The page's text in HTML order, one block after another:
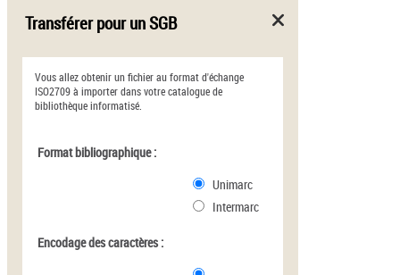
Transférer pour un SGB
Vous allez obtenir un fichier au format d'échange
ISO2709 à importer dans votre catalogue de
bibliothèque informatisé.
Format bibliographique :
Unimarc
Intermarc
Encodage des caractères :